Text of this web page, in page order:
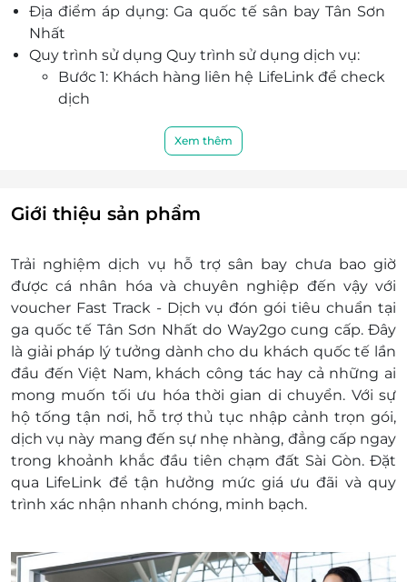
Địa điểm áp dụng: Ga quốc tế sân bay Tân Sơn
Nhất
Quy trình sử dụng Quy trình sử dụng dịch vụ:
Bước 1: Khách hàng liên hệ LifeLink để check
dịch
LifeLink.vn qua sms/ email.
dụng dịch vụ.
Bước 4: Nhân viên mặt đất tại sân bay đón
quốc tế
Bước 5: Khách hàng gặp nhân viên và sử
dụng dịch vụ
Phụ thu:
Phụ thu Đón/ Tiễn đêm: Từ 22h30 - 6h00
Quốc tế: 100.000vnđ/ khách
Quốc nội: 50.000vnđ/ khách
Phụ thu ngày lễ, tết: 31/12/2025 - 01/01/2026;
16/02/2026 - 22/02/2026; 30/04/2026 -
01/05/2026; 02/09/2026
Quốc tế: 100.000 vnđ/khách
Quốc nội: 50.000 vnđ/khách
hệ LifeLink để đặt dịch vụ ít nhất 24h (1 ngày)
Xem thêm
Giới thiệu sản phẩm
Trải nghiệm dịch vụ hỗ trợ sân bay chưa bao giờ
được cá nhân hóa và chuyên nghiệp đến vậy với
voucher Fast Track - Dịch vụ đón gói tiêu chuẩn tại
ga quốc tế Tân Sơn Nhất do Way2go cung cấp. Đây
là giải pháp lý tưởng dành cho du khách quốc tế lần
đầu đến Việt Nam, khách công tác hay cả những ai
mong muốn tối ưu hóa thời gian di chuyển. Với sự
hộ tống tận nơi, hỗ trợ thủ tục nhập cảnh trọn gói,
dịch vụ này mang đến sự nhẹ nhàng, đẳng cấp ngay
trong khoảnh khắc đầu tiên chạm đất Sài Gòn. Đặt
qua LifeLink để tận hưởng mức giá ưu đãi và quy
trình xác nhận nhanh chóng, minh bạch.